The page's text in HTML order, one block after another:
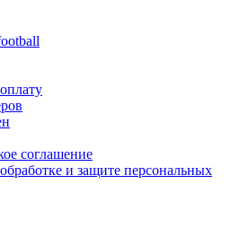
соглашение
и защите персональных